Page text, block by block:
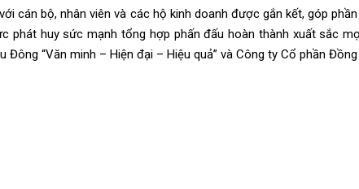
vớicán bộ, nhân viên và các hộ kinh doanh đượcgắn kết, góp
phát huy sức mạnh tổng hợp phấn đấuhoàn thành xuất sắc
Đông “Văn minh – Hiện đại – Hiệu quả” và Công ty Cổ phần